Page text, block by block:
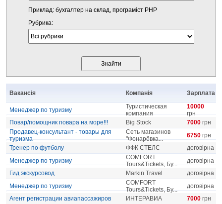
Приклад: бухгалтер на склад, програміст PHP
Рубрика:
Вакансія Компанія Зарплата
Менеджер по туризму
Туристическая
компания
10000
грн
Повар/помощник повара на море!!!
Big Stock 7000 грн
Продавец-консультант - товары для
туризма
Сеть магазинов
"Фонарёвка...
6750 грн
Тренер по футболу
ФФК СТЕЛС
договірна
Менеджер по туризму
COMFORT
Tours&Tickets, Бу...
договірна
Гид экскурсовод
Markin Travel
договірна
Менеджер по туризму
COMFORT
Tours&Tickets, Бу...
договірна
Агент регистрации авиапассажиров
ИНТЕРАВИА 7000 грн